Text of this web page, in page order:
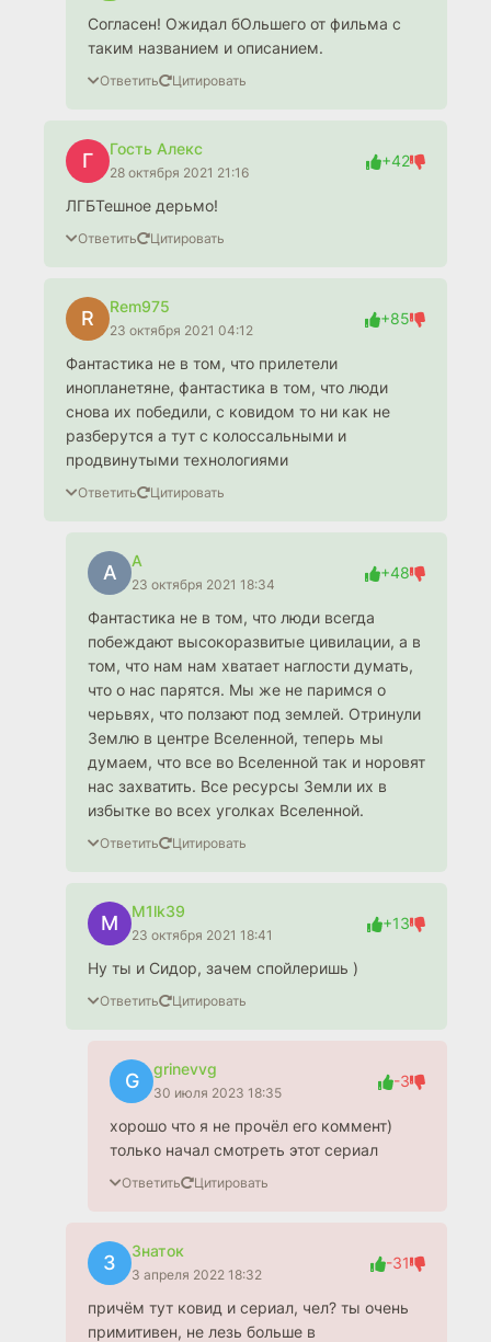
Согласен! Ожидал бОльшего от фильма с
таким названием и описанием.
Ответить Цитировать
Г
Гость Алекс
28 октября 2021 21:16
+42
ЛГБТешное дерьмо!
Ответить Цитировать
R
Rem975
23 октября 2021 04:12
+85
Фантастика не в том, что прилетели
инопланетяне, фантастика в том, что люди
снова их победили, с ковидом то ни как не
разберутся а тут с колоссальными и
продвинутыми технологиями
Ответить Цитировать
A
A
23 октября 2021 18:34
+48
Фантастика не в том, что люди всегда
побеждают высокоразвитые цивилации, а в
том, что нам нам хватает наглости думать,
что о нас парятся. Мы же не паримся о
черьвях, что ползают под землей. Отринули
Землю в центре Вселенной, теперь мы
думаем, что все во Вселенной так и норовят
нас захватить. Все ресурсы Земли их в
избытке во всех уголках Вселенной.
Ответить Цитировать
M
M1lk39
23 октября 2021 18:41
+13
Ну ты и Сидор, зачем спойлеришь )
Ответить Цитировать
G
grinevvg
30 июля 2023 18:35
-3
хорошо что я не прочёл его коммент)
только начал смотреть этот сериал
Ответить Цитировать
З
Знаток
3 апреля 2022 18:32
-31
причём тут ковид и сериал, чел? ты очень
примитивен, не лезь больше в